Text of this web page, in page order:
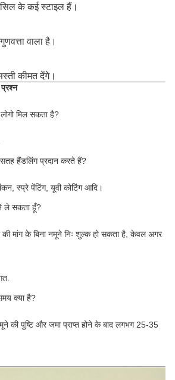
के कई स्टाइल हैं।
वाला है।
कीमत देंगे।
मिल सकता है?
हैंडलिंग प्रदान करते हैं?
स्प्रे पेंटिंग, यूवी कोटिंग आदि।
ले सकता हूँ?
मांग के बिना नमूने निः शुल्क हो सकता है, केवल अगर
क्या है?
की पुष्टि और जमा प्राप्त होने के बाद लगभग 25-35